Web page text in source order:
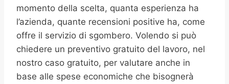
momento della scelta, quanta esperienza ha
l’azienda, quante recensioni positive ha, come
offre il servizio di sgombero. Volendo si può
chiedere un preventivo gratuito del lavoro, nel
nostro caso gratuito, per valutare anche in
base alle spese economiche che bisognerà